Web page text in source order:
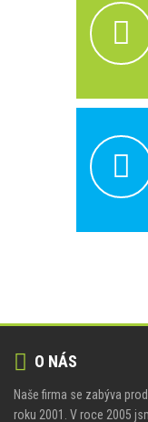
O NÁS
Naše firma se zabýva
roku 2001. V roce 2005